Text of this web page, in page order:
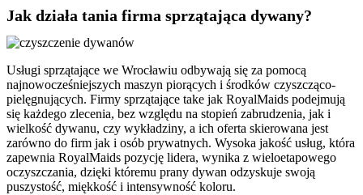
Jak działa tania firma sprzątająca dywany?
Usługi sprzątające we Wrocławiu odbywają się za pomocą
najnowocześniejszych maszyn piorących i środków czyszcząco-
pielęgnujących. Firmy sprzątające take jak RoyalMaids podejmują
się każdego zlecenia, bez względu na stopień zabrudzenia, jak i
wielkość dywanu, czy wykładziny, a ich oferta skierowana jest
zarówno do firm jak i osób prywatnych. Wysoka jakość usług, która
zapewnia RoyalMaids pozycję lidera, wynika z wieloetapowego
oczyszczania, dzięki któremu prany dywan odzyskuje swoją
puszystość, miękkość i intensywność koloru.